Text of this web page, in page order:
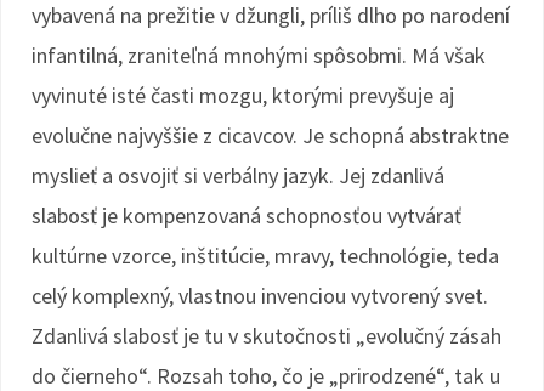
vybavená na prežitie v džungli, príliš dlho po narodení
infantilná, zraniteľná mnohými spôsobmi. Má však
vyvinuté isté časti mozgu, ktorými prevyšuje aj
evolučne najvyššie z cicavcov. Je schopná abstraktne
myslieť a osvojiť si verbálny jazyk. Jej zdanlivá
slabosť je kompenzovaná schopnosťou vytvárať
kultúrne vzorce, inštitúcie, mravy, technológie, teda
celý komplexný, vlastnou invenciou vytvorený svet.
Zdanlivá slabosť je tu v skutočnosti „evolučný zásah
do čierneho“. Rozsah toho, čo je „prirodzené“, tak u